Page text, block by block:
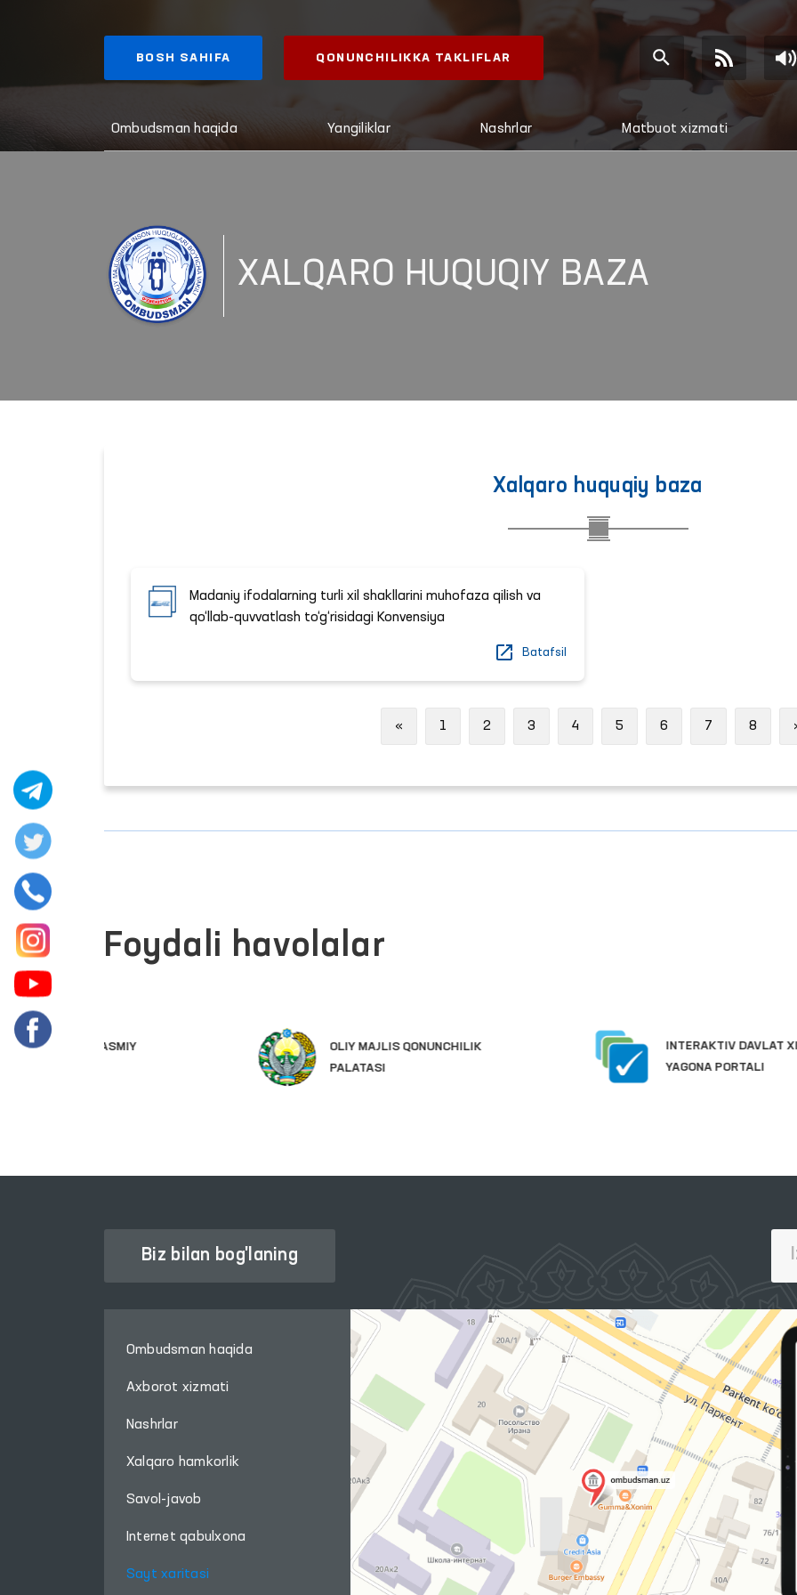
BOSH SAHIFA QONUNCHILIKKA TAKLIFLAR
Ombudsman haqida Yangiliklar Nashrlar Matbuot xizmati
XALQARO HUQUQIY BAZA
Xalqaro huquqiy baza
Madaniy ifodalarning turli xil shakllarini muhofaza qilish va
qo‘llab-quvvatlash to‘g‘risidagi Konvensiya
Batafsil
«Previous
1 2 3 4 5 6 7 8
Foydali havolalar
OLIY MAJLIS QONUNCHILIK
INTERAKTIV DAVLAT XIZMATLARI
YAGONA PORTALI
Biz bilan bog'laning
Ombudsman haqida
Axborot xizmati
Nashrlar
Xalqaro hamkorlik
Savol-javob
Internet qabulxona
Sayt xaritasi